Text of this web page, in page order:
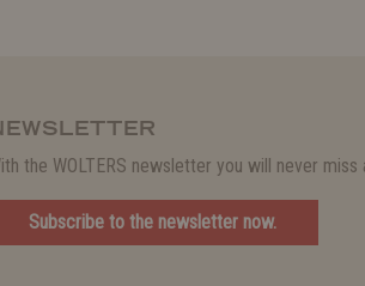
the WOLTERS newsletter you will never miss
Subscribe to the newsletter now.